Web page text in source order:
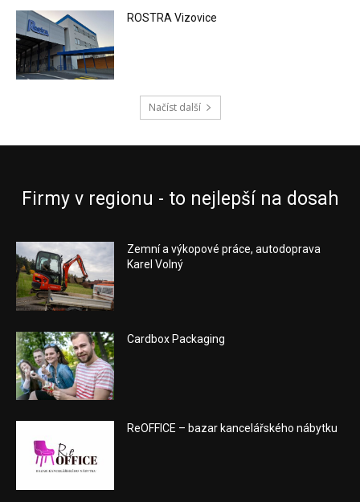
ROSTRA Vizovice
Načíst další
Firmy v regionu - to nejlepší na dosah
Zemní a výkopové práce, autodoprava
Karel Volný
Cardbox Packaging
ReOFFICE – bazar kancelářského nábytku